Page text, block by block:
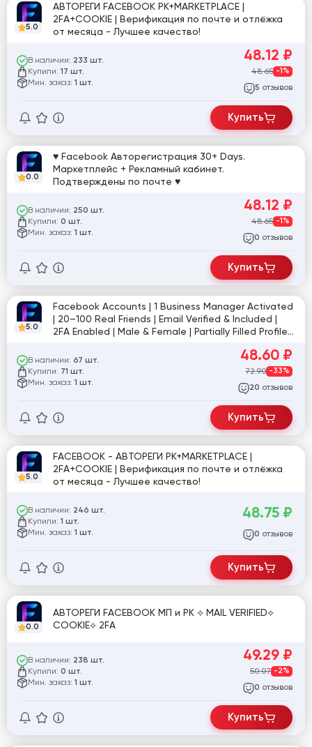
5.0
АВТОРЕГИ FACEBOOK РК+MARKETPLACE |
2FA+COOKIE | Верификация по почте и отлёжка
от месяца - Лучшее качество!
В наличии: 233 шт.
Купили: 17 шт.
Мин. заказ: 1 шт.
48.12 ₽
48.65 -1%
5 отзывов
Купить
0.0
♥ Facebook Авторегистрация 30+ Days.
Маркетплейс + Рекламный кабинет.
Подтверждены по почте ♥
В наличии: 250 шт.
Купили: 0 шт.
Мин. заказ: 1 шт.
48.12 ₽
48.65 -1%
0 отзывов
Купить
5.0
Facebook Accounts | 1 Business Manager Activated
| 20–100 Real Friends | Email Verified & Included |
2FA Enabled | Male & Female | Partially Filled Profile |
В наличии: 67 шт.
Купили: 71 шт.
Мин. заказ: 1 шт.
48.60 ₽
72.90 -33%
20 отзывов
Купить
5.0
FACEBOOK - АВТОРЕГИ РК+MARKETPLACE |
2FA+COOKIE | Верификация по почте и отлёжка
от месяца - Лучшее качество!
В наличии: 246 шт.
Купили: 1 шт.
Мин. заказ: 1 шт.
48.75 ₽
0 отзывов
Купить
0.0
АВТОРЕГИ FACEBOOK МП и РК ⟡ MAIL VERIFIED⟡
COOKIE⟡ 2FA
В наличии: 238 шт.
Купили: 0 шт.
Мин. заказ: 1 шт.
49.29 ₽
50.07 -2%
0 отзывов
Купить